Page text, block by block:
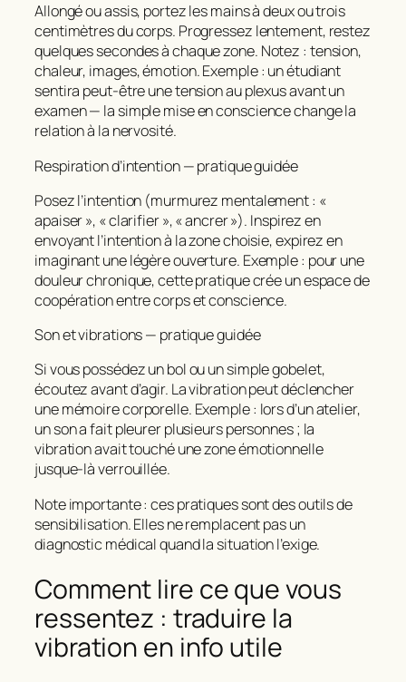
Allongé ou assis, portez les mains à deux ou trois
centimètres du corps. Progressez lentement, restez
quelques secondes à chaque zone. Notez : tension,
chaleur, images, émotion. Exemple : un étudiant
sentira peut‑être une tension au plexus avant un
examen — la simple mise en conscience change la
relation à la nervosité.
Respiration d’intention — pratique guidée
Posez l’intention (murmurez mentalement : «
apaiser », « clarifier », « ancrer »). Inspirez en
envoyant l’intention à la zone choisie, expirez en
imaginant une légère ouverture. Exemple : pour une
douleur chronique, cette pratique crée un espace de
coopération entre corps et conscience.
Son et vibrations — pratique guidée
Si vous possédez un bol ou un simple gobelet,
écoutez avant d’agir. La vibration peut déclencher
une mémoire corporelle. Exemple : lors d’un atelier,
un son a fait pleurer plusieurs personnes ; la
vibration avait touché une zone émotionnelle
jusque-là verrouillée.
Note importante : ces pratiques sont des outils de
sensibilisation. Elles ne remplacent pas un
diagnostic médical quand la situation l’exige.
Comment lire ce que vous
ressentez : traduire la
vibration en info utile